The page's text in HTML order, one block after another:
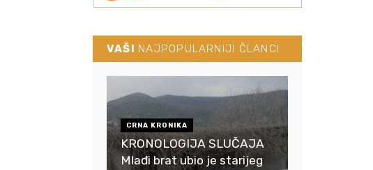
VAŠI NAJPOPULARNIJI ČLANCI
CRNA KRONIKA
KRONOLOGIJA SLUČAJA
Mlađi brat ubio je starijeg